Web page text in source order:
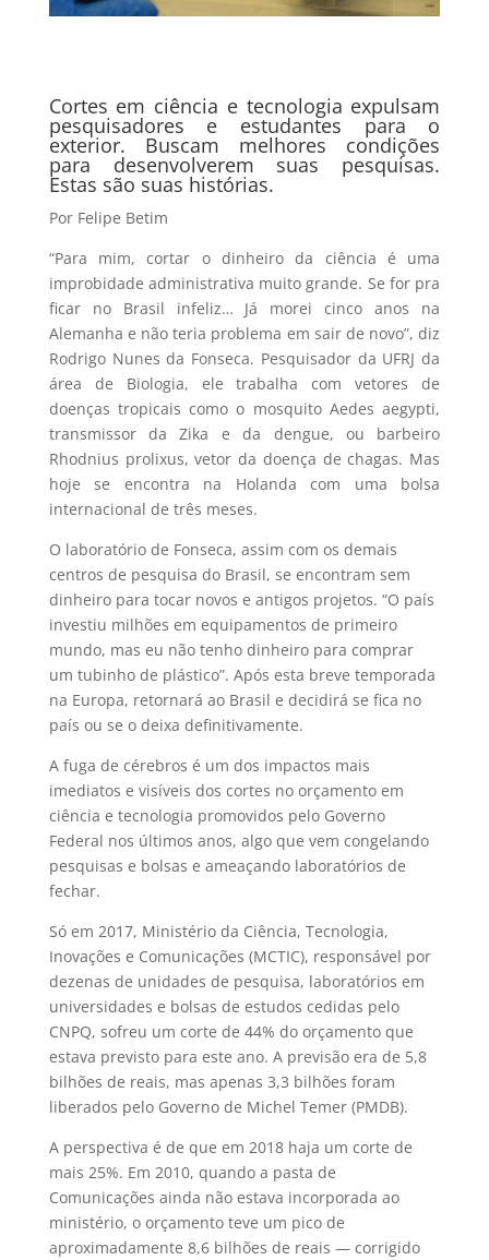
Cortes em ciência e tecnologia expulsam
pesquisadores e estudantes para o
exterior. Buscam melhores condições
para desenvolverem suas pesquisas.
Estas são suas histórias.
Por Felipe Betim
“Para mim, cortar o dinheiro da ciência é uma
improbidade administrativa muito grande. Se for pra
ficar no Brasil infeliz… Já morei cinco anos na
Alemanha e não teria problema em sair de novo”, diz
Rodrigo Nunes da Fonseca. Pesquisador da UFRJ da
área de Biologia, ele trabalha com vetores de
doenças tropicais como o mosquito Aedes aegypti,
transmissor da Zika e da dengue, ou barbeiro
Rhodnius prolixus, vetor da doença de chagas. Mas
hoje se encontra na Holanda com uma bolsa
internacional de três meses.
O laboratório de Fonseca, assim com os demais
centros de pesquisa do Brasil, se encontram sem
dinheiro para tocar novos e antigos projetos. “O país
investiu milhões em equipamentos de primeiro
mundo, mas eu não tenho dinheiro para comprar
um tubinho de plástico”. Após esta breve temporada
na Europa, retornará ao Brasil e decidirá se fica no
país ou se o deixa definitivamente.
A fuga de cérebros é um dos impactos mais
imediatos e visíveis dos cortes no orçamento em
ciência e tecnologia promovidos pelo Governo
Federal nos últimos anos, algo que vem congelando
pesquisas e bolsas e ameaçando laboratórios de
fechar.
Só em 2017, Ministério da Ciência, Tecnologia,
Inovações e Comunicações (MCTIC), responsável por
dezenas de unidades de pesquisa, laboratórios em
universidades e bolsas de estudos cedidas pelo
CNPQ, sofreu um corte de 44% do orçamento que
estava previsto para este ano. A previsão era de 5,8
bilhões de reais, mas apenas 3,3 bilhões foram
liberados pelo Governo de Michel Temer (PMDB).
A perspectiva é de que em 2018 haja um corte de
mais 25%. Em 2010, quando a pasta de
Comunicações ainda não estava incorporada ao
ministério, o orçamento teve um pico de
aproximadamente 8,6 bilhões de reais — corrigido